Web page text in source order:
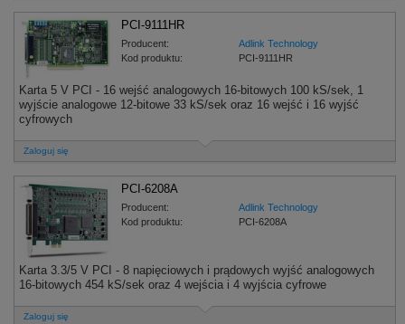
PCI-9111HR
Producent:
Adlink Technology
Kod produktu:
PCI-9111HR
Karta 5 V PCI - 16 wejść analogowych 16-bitowych 100 kS/sek, 1
wyjście analogowe 12-bitowe 33 kS/sek oraz 16 wejść i 16 wyjść
cyfrowych
Zaloguj się
PCI-6208A
Producent:
Adlink Technology
Kod produktu:
PCI-6208A
Karta 3.3/5 V PCI - 8 napięciowych i prądowych wyjść analogowych
16-bitowych 454 kS/sek oraz 4 wejścia i 4 wyjścia cyfrowe
Zaloguj się